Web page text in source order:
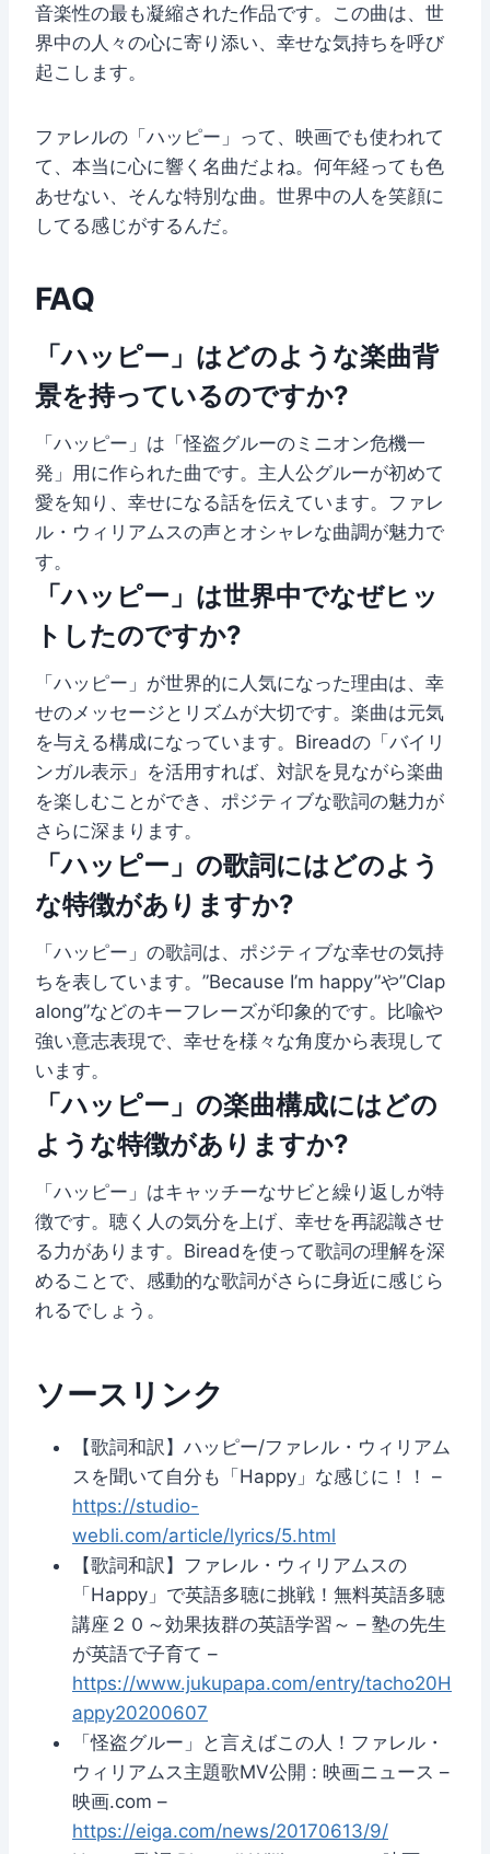
音楽性の最も凝縮された作品です。この曲は、世
界中の人々の心に寄り添い、幸せな気持ちを呼び
起こします。
ファレルの「ハッピー」って、映画でも使われて
て、本当に心に響く名曲だよね。何年経っても色
あせない、そんな特別な曲。世界中の人を笑顔に
してる感じがするんだ。
FAQ
「ハッピー」はどのような楽曲背
景を持っているのですか?
「ハッピー」は「怪盗グルーのミニオン危機一
発」用に作られた曲です。主人公グルーが初めて
愛を知り、幸せになる話を伝えています。ファレ
ル・ウィリアムスの声とオシャレな曲調が魅力で
す。
「ハッピー」は世界中でなぜヒッ
トしたのですか?
「ハッピー」が世界的に人気になった理由は、幸
せのメッセージとリズムが大切です。楽曲は元気
を与える構成になっています。Bireadの「バイリ
ンガル表示」を活用すれば、対訳を見ながら楽曲
を楽しむことができ、ポジティブな歌詞の魅力が
さらに深まります。
「ハッピー」の歌詞にはどのよう
な特徴がありますか?
「ハッピー」の歌詞は、ポジティブな幸せの気持
ちを表しています。”Because I’m happy”や”Clap
along”などのキーフレーズが印象的です。比喩や
強い意志表現で、幸せを様々な角度から表現して
います。
「ハッピー」の楽曲構成にはどの
ような特徴がありますか?
「ハッピー」はキャッチーなサビと繰り返しが特
徴です。聴く人の気分を上げ、幸せを再認識させ
る力があります。Bireadを使って歌詞の理解を深
めることで、感動的な歌詞がさらに身近に感じら
れるでしょう。
ソースリンク
【歌詞和訳】ハッピー/ファレル・ウィリアム
スを聞いて自分も「Happy」な感じに！！ –
https://studio-
webli.com/article/lyrics/5.html
【歌詞和訳】ファレル・ウィリアムスの
「Happy」で英語多聴に挑戦！無料英語多聴
講座２０～効果抜群の英語学習～ – 塾の先生
が英語で子育て –
https://www.jukupapa.com/entry/tacho20H
appy20200607
「怪盗グルー」と言えばこの人！ファレル・
ウィリアムス主題歌MV公開 : 映画ニュース –
映画.com –
https://eiga.com/news/20170613/9/